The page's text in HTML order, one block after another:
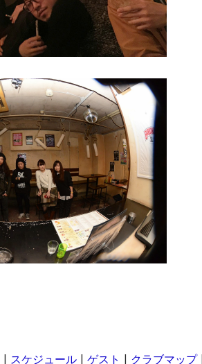
スケジュール ゲスト クラブマップ|